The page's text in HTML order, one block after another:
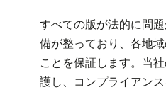
すべての版が法的に問
備が整っており、各地
ことを保証します。当
護し、コンプライアン